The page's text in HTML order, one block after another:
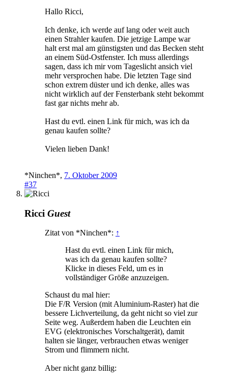
Hallo Ricci,
Ich denke, ich werde auf lang oder weit auch
einen Strahler kaufen. Die jetzige Lampe war
halt erst mal am günstigsten und das Becken steht
an einem Süd-Ostfenster. Ich muss allerdings
sagen, dass ich mir vom Tageslicht ansich viel
mehr versprochen habe. Die letzten Tage sind
schon extrem düster und ich denke, alles was
nicht wirklich auf der Fensterbank steht bekommt
fast gar nichts mehr ab.
Hast du evtl. einen Link für mich, was ich da
genau kaufen sollte?
Vielen lieben Dank!
*Ninchen*, 7. Oktober 2009
#37
Ricci Guest
Zitat von *Ninchen*: ↑
Hast du evtl. einen Link für mich,
was ich da genau kaufen sollte?
Klicke in dieses Feld, um es in
vollständiger Größe anzuzeigen.
Schaust du mal hier:
Die F/R Version (mit Aluminium-Raster) hat die
bessere Lichverteilung, da geht nicht so viel zur
Seite weg. Außerdem haben die Leuchten ein
EVG (elektronisches Vorschaltgerät), damit
halten sie länger, verbrauchen etwas weniger
Strom und flimmern nicht.
Aber nicht ganz billig: